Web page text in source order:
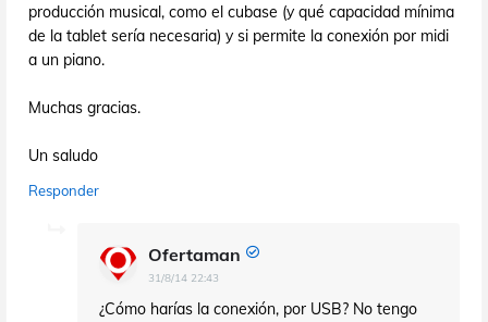
producción musical, como el cubase (y qué capacidad mínima
de la tablet sería necesaria) y si permite la conexión por midi
a un piano.
Muchas gracias.
Un saludo
Responder
Ofertaman
31/8/14 22:43
¿Cómo harías la conexión, por USB? No tengo